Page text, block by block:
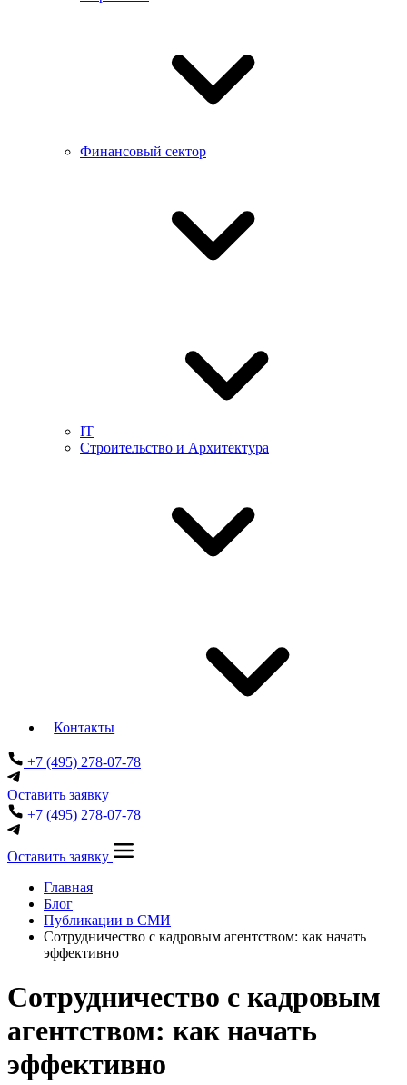
Финансовый сектор
IT
Строительство и Архитектура
Контакты
+7 (495) 278-07-78
Оставить заявку
+7 (495) 278-07-78
Оставить заявку
Главная
Блог
Публикации в СМИ
Сотрудничество с кадровым агентством: как начать
эффективно
Сотрудничество с кадровым
агентством: как начать
эффективно